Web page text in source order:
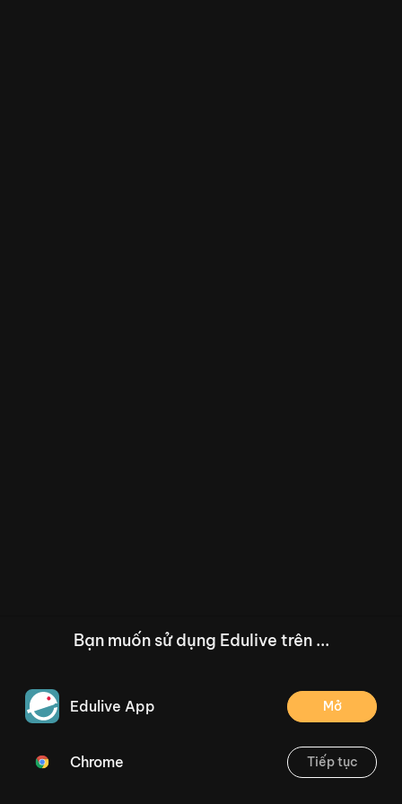
/--
Thoát
Bạn muốn sử dụng Edulive trên ...
Edulive App Mở
Chrome Tiếp tục